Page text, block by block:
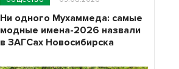
Ни одного Мухаммеда: самые
модные имена-2026 назвали
в ЗАГСах Новосибирска